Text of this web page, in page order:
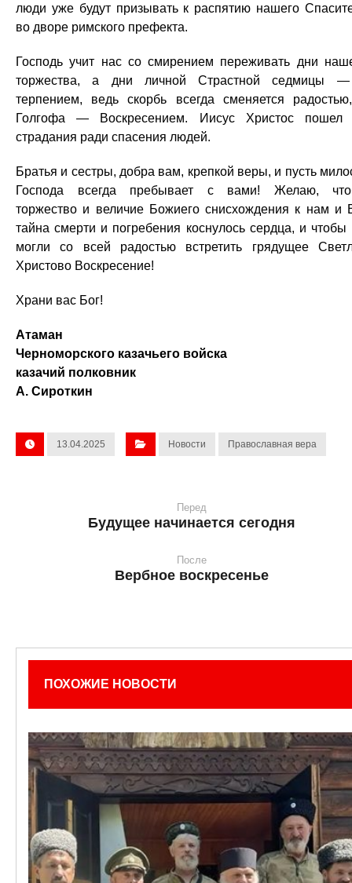
люди уже будут призывать к распятию нашего
во дворе римского префекта.
Господь учит нас со смирением переживать дни
торжества, а дни личной Страстной седмицы
терпением, ведь скорбь всегда сменяется
Голгофа — Воскресением. Иисус Христос пошел
страдания ради спасения людей.
Братья и сестры, добра вам, крепкой веры, и пусть
Господа всегда пребывает с вами! Желаю,
торжество и величие Божиего снисхождения к нам и
тайна смерти и погребения коснулось сердца, и
могли со всей радостью встретить грядущее
Христово Воскресение!
Храни вас Бог!
Атаман
Черноморского казачьего войска
казачий полковник
А. Сироткин
13.04.2025 Новости Православная вера
Перед
Будущее начинается сегодня
После
Вербное воскресенье
ПОХОЖИЕ НОВОСТИ